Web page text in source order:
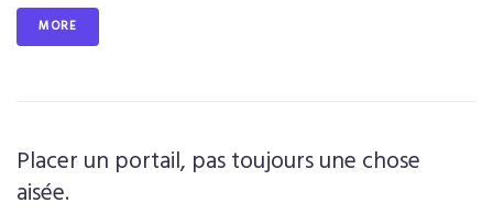
MORE
Placer un portail, pas toujours une chose
aisée.